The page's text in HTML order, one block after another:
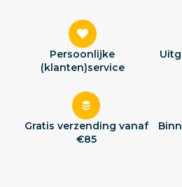
Persoonlijke
(klanten)service
Gratis verzending vanaf
€85